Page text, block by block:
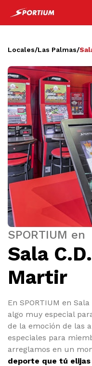
Locales/Las Palmas/
SPORTIUM en
Sala
Martir
En SPORTIUM en
algo muy especial
de la emoción de las
especiales para
arreglamos en un
deporte que tú elijas